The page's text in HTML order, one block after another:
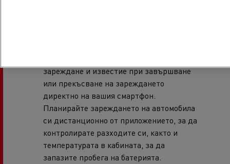
зареждане и известие при завършване
или прекъсване на зареждането
директно на вашия смартфон.
Планирайте зареждането на автомобила
си дистанционно от приложението, за да
контролирате разходите си, както и
температурата в кабината, за да
запазите пробега на батерията.